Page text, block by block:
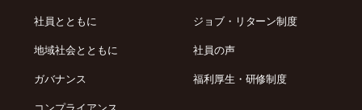
社員とともに
地域社会とともに
ガバナンス
ジョブ・リターン制度
社員の声
福利厚生・研修制度